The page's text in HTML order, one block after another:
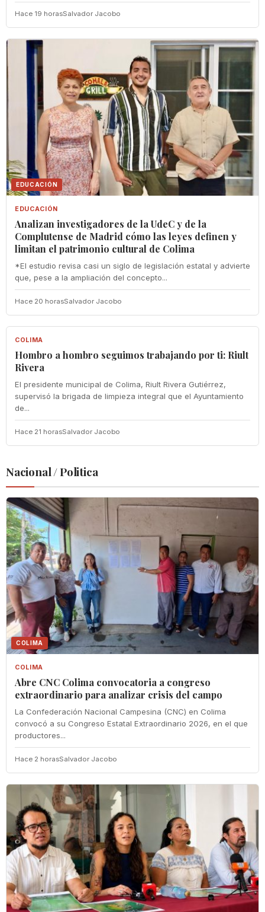
Hace 19 horasSalvador Jacobo
EDUCACIÓN
EDUCACIÓN
Analizan investigadores de la UdeC y de la
Complutense de Madrid cómo las leyes definen y
limitan el patrimonio cultural de Colima
*El estudio revisa casi un siglo de legislación estatal y advierte
que, pese a la ampliación del concepto...
Hace 20 horasSalvador Jacobo
COLIMA
COLIMA
Hombro a hombro seguimos trabajando por ti: Riult
Rivera
El presidente municipal de Colima, Riult Rivera Gutiérrez,
supervisó la brigada de limpieza integral que el Ayuntamiento
de...
Hace 21 horasSalvador Jacobo
Nacional / Politica
COLIMA
COLIMA
Abre CNC Colima convocatoria a congreso
extraordinario para analizar crisis del campo
La Confederación Nacional Campesina (CNC) en Colima
convocó a su Congreso Estatal Extraordinario 2026, en el que
productores...
Hace 2 horasSalvador Jacobo